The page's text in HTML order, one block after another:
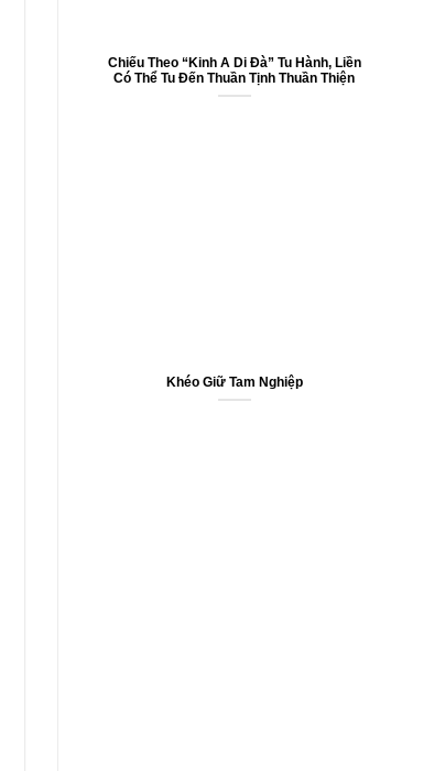
Chiếu Theo “Kinh A Di Đà” Tu Hành, Liền
Có Thể Tu Đến Thuần Tịnh Thuần Thiện
Khéo Giữ Tam Nghiệp